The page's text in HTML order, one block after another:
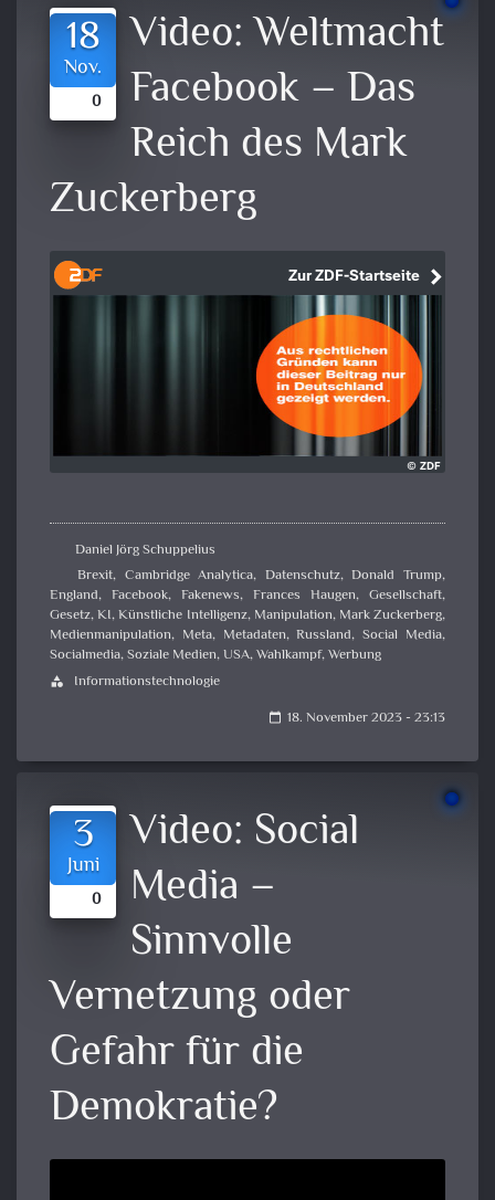
18
Nov.
0
Video:Weltmacht
Facebook – Das
Reich des Mark
Zuckerberg
Daniel Jörg Schuppelius
Brexit, Cambridge Analytica, Datenschutz,Donald Trump,
England, Facebook, Fakenews, Frances Haugen, Gesellschaft,
Gesetz,KI,Künstliche Intelligenz, Manipulation, Mark Zuckerberg,
Medienmanipulation, Meta, Metadaten,Russland,Social Media,
Socialmedia,Soziale Medien,USA,Wahlkampf,Werbung
category Informationstechnologie
calendar_today 18. November 2023 - 23:13
3
Juni
0
Video: Social
Media –
Sinnvolle
Vernetzung oder
Gefahr für die
Demokratie?